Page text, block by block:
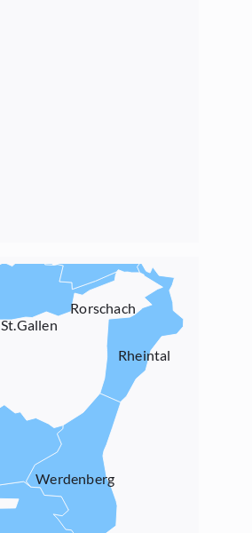
Werdenberg
Rheintal
Rorschach
St.Gallen